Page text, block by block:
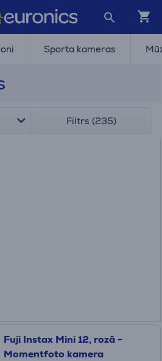
Sporta kameras
Filtrs (235)
Fuji Instax Mini 12, rozā -
Momentfoto kamera